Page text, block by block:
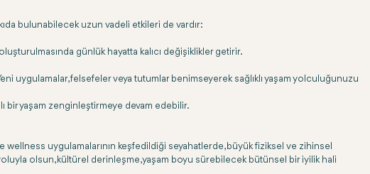
bulunabilecek uzun vadeli etkileri de vardır:
oluşturulmasında günlük hayatta kalıcı değişiklikler getirir.
uygulamalar, felsefeler veya tutumlar benimseyerek sağlıklı yaşam yolculuğunuzu
bir yaşam zenginleştirmeye devam edebilir.
wellness uygulamalarının keşfedildiği seyahatlerde, büyük fiziksel ve zihinsel
olsun, kültürel derinleşme, yaşam boyu sürebilecek bütünsel bir iyilik hali